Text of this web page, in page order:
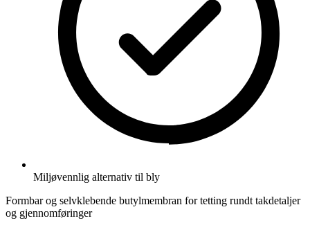
Miljøvennlig alternativ til bly
Formbar og selvklebende butylmembran for tetting rundt takdetaljer
og gjennomføringer